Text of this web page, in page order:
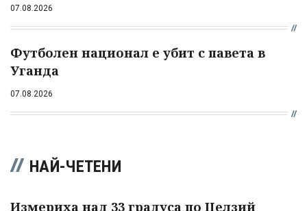
07.08.2026
Футболен национал е убит с павета в
Уганда
07.08.2026
НАЙ-ЧЕТЕНИ
Измериха над 33 градуса по Целзий